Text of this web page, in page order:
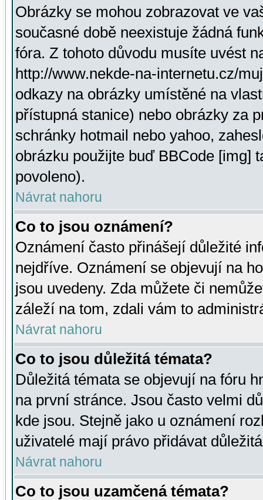
Obrázky se mohou zobrazovat ve
současné době neexistuje žádná
fóra. Z tohoto důvodu musíte uvést
http://www.nekde-na-internetu.cz/
odkazy na obrázky umístěné na
přístupná stanice) nebo obrázky za
schránky hotmail nebo yahoo,
obrázku použijte buď BBCode [img]
povoleno).
Návrat nahoru
Co to jsou oznámení?
Oznámení často přinášejí důležité
nejdříve. Oznámení se objevují na
jsou uvedeny. Zda můžete či
záleží na tom, zdali vám to
Návrat nahoru
Co to jsou důležitá témata?
Důležitá témata se objevují na fóru
na první stránce. Jsou často velmi
kde jsou. Stejně jako u oznámení
uživatelé mají právo přidávat
Návrat nahoru
Co to jsou uzamčená témata?